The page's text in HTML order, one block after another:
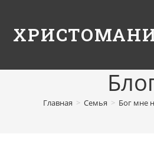
Главная > Семья > Бог мне